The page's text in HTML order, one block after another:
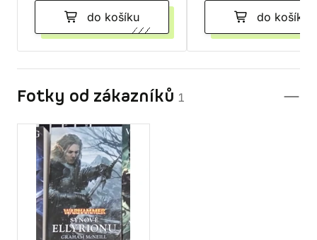
do košíku do košíku
Fotky od zákazníků 1